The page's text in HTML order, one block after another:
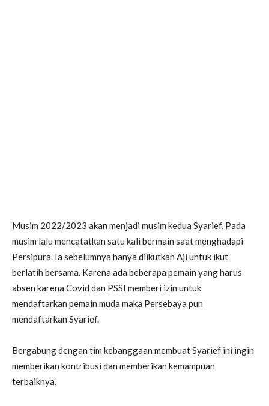
Musim 2022/2023 akan menjadi musim kedua Syarief. Pada
musim lalu mencatatkan satu kali bermain saat menghadapi
Persipura. Ia sebelumnya hanya diikutkan Aji untuk ikut
berlatih bersama. Karena ada beberapa pemain yang harus
absen karena Covid dan PSSI memberi izin untuk
mendaftarkan pemain muda maka Persebaya pun
mendaftarkan Syarief.
Bergabung dengan tim kebanggaan membuat Syarief ini ingin
memberikan kontribusi dan memberikan kemampuan
terbaiknya.